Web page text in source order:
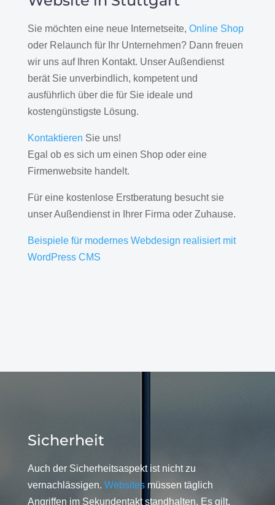
Sie möchten eine neue Internetseite, Online Shop
oder Relaunch für Ihr Unternehmen? Dann freuen
wir uns auf Ihren Kontakt. Unser Außendienst
berät Sie unverbindlich, kompetent und
ausführlich über die für Sie ideale und
kostengünstigste Lösung.
Kontaktieren Sie uns!
Egal ob es sich um einen Shop oder eine
Firmenwebsite handelt.
Für eine kostenlose Erstberatung besucht sie
unser Außendienst in Ihrer Firma oder Zuhause.
Beispiele für modernes Webdesign realisiert mit
WordPress CMS
Sicherheit
Auch der Sicherheitsaspekt ist nicht zu
vernachlässigen. Websitesmüssen täglich
Angriffen im Sekundentakt standhalten. Es gilt,